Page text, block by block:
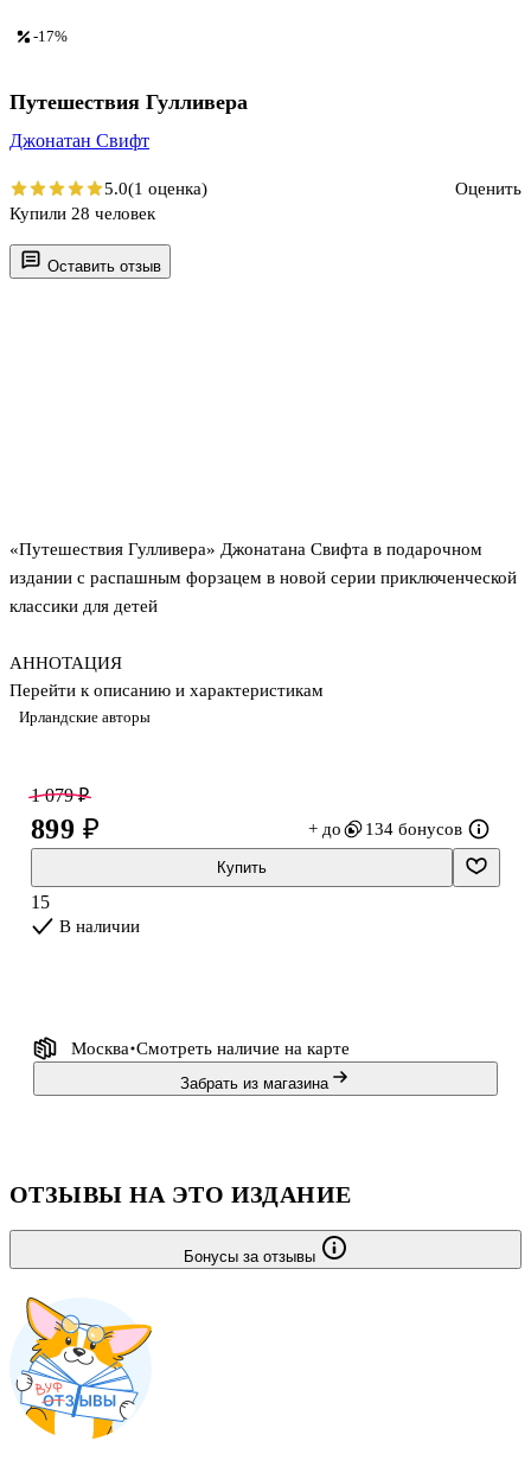
Оставить отзыв
Ирландские авторы
«Путешествия Гулливера» Джонатана Свифта в подарочном
издании с распашным форзацем в новой серии приключенческой
классики для детей
АННОТАЦИЯ
Лемюэль Гулливер, морской путешественник из Англии, пережил
Лилипутия, а после судьба забросила его в королевство
Бробдингнег — страну великанов. По сравнению с лилипутами
Гулливер казался высоким, как гора, и невероятно сильным. Но
при дворе короля великанов опасности окружали Гулливера со
всех сторон — даже обыкновенная тарелка супа грозила ему
Перейти к описанию и характеристикам
-17%
Путешествия Гулливера
Джонатан Свифт
5.0(1 оценка)
Оценить
Купили 28 человек
1 079 ₽
899 ₽ + до 134 бонусов
Купить
15
В наличии
Москва Смотреть наличие на карте
Забрать из магазина
ОТЗЫВЫ НА ЭТО ИЗДАНИЕ
Бонусы за отзывы